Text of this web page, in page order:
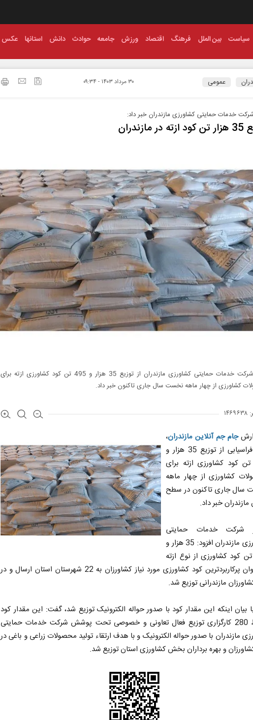
سیاست بین الملل فرهنگ اقتصاد ورزش جامعه حوادث دانش استانها عکس
عمومی ۳۰ مرداد ۱۴۰۳ - ۰۹:۳۴
خدمات حمایتی کشاورزی مازندران خبر داد:
مدیر شرکت خدمات حمایتی کشاورزی مازندران از توزیع 35 هزار و 495 تن کود کشاورزی ازته برای
کشاورزی از چهار ماهه نخست سال جاری تاکنون خبر داد.
جام جم آنلاین مازندران،
رضا افراسیابی از توزیع 35 هزار و
495 تن کود کشاورزی ازته برای
کشاورزی از چهار ماهه
سال جاری تاکنون در سطح
مازندران خبر داد.
شرکت خدمات حمایتی
کشاورزی مازندران افزود: 35 هزار و
495 تن کود کشاورزی از نوع ازته
به عنوان پرکاربردترین کود کشاورزی مورد نیاز کشاورزان به 22 شهرستان استان ارسال و در
مازندرانی توزیع شد.
بیان اینکه این مقدار کود با صدور حواله الکترونیک توزیع شد، گفت: این مقدار کود
توسط 280 کارگزاری توزیع فعال تعاونی و خصوصی تحت پوشش شرکت خدمات حمایتی
مازندران با صدور حواله الکترونیک و با هدف ارتقاء تولید محصولات زراعی و باغی در
و بهره برداران بخش کشاورزی استان توزیع شد.